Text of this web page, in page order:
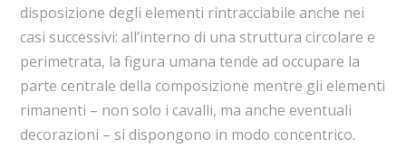
disposizione degli elementi rintracciabile anche nei
casi successivi: all’interno di una struttura circolare e
perimetrata, la figura umana tende ad occupare la
parte centrale della composizione mentre gli elementi
rimanenti – non solo i cavalli, ma anche eventuali
decorazioni – si dispongono in modo concentrico.